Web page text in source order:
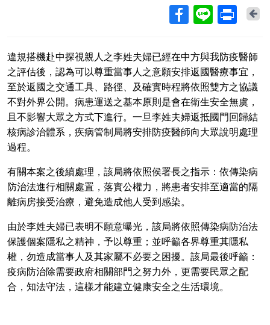
違規搭機赴中探視親人之李姓夫婦已經在中方與我防疫醫師
之評估後，認為可以尊重當事人之意願安排返國醫療事宜，
至於返國之交通工具、路徑、及確實時程將依照雙方之協議
不對外界公開。病患運送之基本原則是會在衛生安全無虞，
且不影響大眾之方式下進行。一旦李姓夫婦返抵國門回歸結
核病診治體系，疾病管制局將安排防疫醫師向大眾說明處理
過程。
有關本案之後續處理，該局將依照侯署長之指示：依傳染病
防治法進行相關處置，落實公權力，將患者安排至適當的隔
離病房接受治療，避免造成他人受到感染。
由於李姓夫婦已表明不願意曝光，該局將依照傳染病防治法
保護個案隱私之精神，予以尊重；並呼籲各界尊重其隱私
權，勿造成當事人及其家屬不必要之困擾。該局最後呼籲：
疫病防治除需要政府相關部門之努力外，更需要民眾之配
合，知法守法，這樣才能建立健康安全之生活環境。